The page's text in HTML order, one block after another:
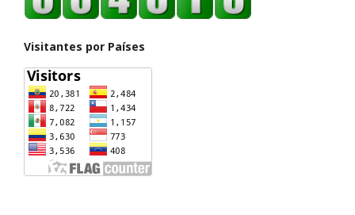
Visitantes por Países